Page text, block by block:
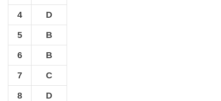
4 D
5 B
6 B
7 C
8 D